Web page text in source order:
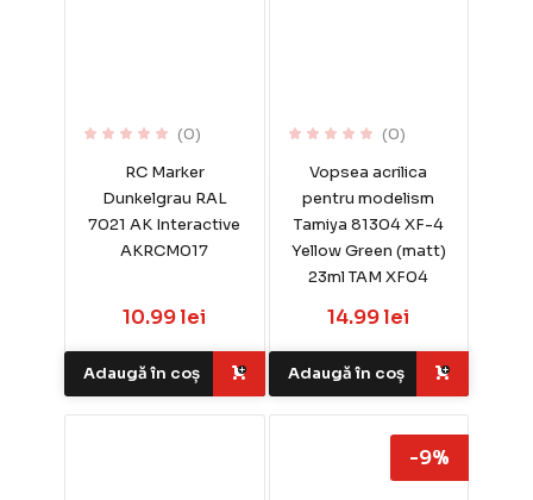
(0)
RC Marker
Dunkelgrau RAL
7021 AK Interactive
AKRCM017
10.99 lei
Adaugă în coș
(0)
Vopsea acrilica
pentru modelism
Tamiya 81304 XF-4
Yellow Green (matt)
23ml TAM XF04
14.99 lei
Adaugă în coș
-9%